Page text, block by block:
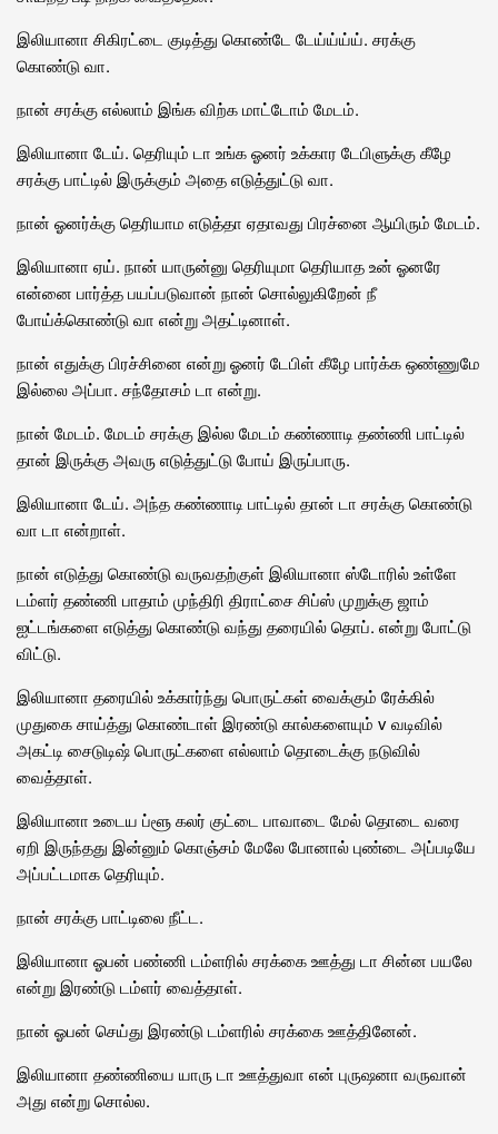
இலியானா சிகிரட்டை குடித்து கொண்டே டேய்ய்ய்ய். சரக்கு
கொண்டு வா.
நான் சரக்கு எல்லாம் இங்க விற்க மாட்டோம் மேடம்.
இலியானா டேய். தெரியும் டா உங்க ஓனர் உக்கார டேபிளுக்கு கீழே
சரக்கு பாட்டில் இருக்கும் அதை எடுத்துட்டு வா.
நான் ஓனர்க்கு தெரியாம எடுத்தா ஏதாவது பிரச்னை ஆயிரும் மேடம்.
இலியானா ஏய். நான் யாருன்னு தெரியுமா தெரியாத உன் ஓனரே
என்னை பார்த்த பயப்படுவான் நான் சொல்லுகிறேன் நீ
போய்க்கொண்டு வா என்று அதட்டினாள்.
நான் எதுக்கு பிரச்சினை என்று ஓனர் டேபிள் கீழே பார்க்க ஒண்ணுமே
இல்லை அப்பா. சந்தோசம் டா என்று.
நான் மேடம். மேடம் சரக்கு இல்ல மேடம் கண்ணாடி தண்ணி பாட்டில்
தான் இருக்கு அவரு எடுத்துட்டு போய் இருப்பாரு.
இலியானா டேய். அந்த கண்ணாடி பாட்டில் தான் டா சரக்கு கொண்டு
வா டா என்றாள்.
நான் எடுத்து கொண்டு வருவதற்குள் இலியானா ஸ்டோரில் உள்ளே
டம்ளர் தண்ணி பாதாம் முந்திரி திராட்சை சிப்ஸ் முறுக்கு ஜாம்
ஐட்டங்களை எடுத்து கொண்டு வந்து தரையில் தொப். என்று போட்டு
விட்டு.
இலியானா தரையில் உக்கார்ந்து பொருட்கள் வைக்கும் ரேக்கில்
முதுகை சாய்த்து கொண்டாள் இரண்டு கால்களையும் v வடிவில்
அகட்டி சைடுடிஷ் பொருட்களை எல்லாம் தொடைக்கு நடுவில்
வைத்தாள்.
இலியானா உடைய ப்ளூ கலர் குட்டை பாவாடை மேல் தொடை வரை
ஏறி இருந்தது இன்னும் கொஞ்சம் மேலே போனால் புண்டை அப்படியே
அப்பட்டமாக தெரியும்.
நான் சரக்கு பாட்டிலை நீட்ட.
இலியானா ஓபன் பண்ணி டம்ளரில் சரக்கை ஊத்து டா சின்ன பயலே
என்று இரண்டு டம்ளர் வைத்தாள்.
நான் ஓபன் செய்து இரண்டு டம்ளரில் சரக்கை ஊத்தினேன்.
இலியானா தண்ணியை யாரு டா ஊத்துவா என் புருஷனா வருவான்
அது என்று சொல்ல.